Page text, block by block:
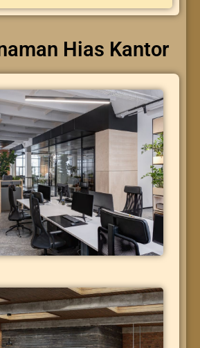
Hias Kantor